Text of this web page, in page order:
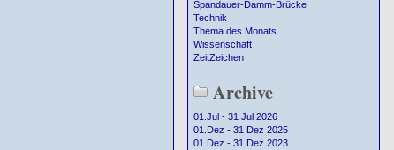
Spandauer-Damm-Brücke
Technik
Thema des Monats
Wissenschaft
ZeitZeichen
Archive
01.Jul - 31 Jul 2026
01.Dez - 31 Dez 2025
01.Dez - 31 Dez 2023